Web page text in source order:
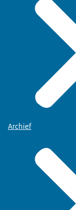
Archief